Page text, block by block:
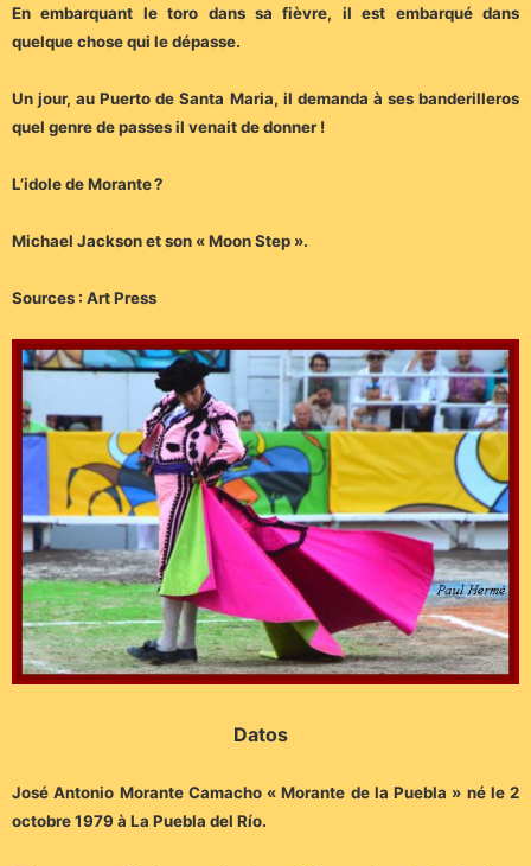
En embarquant le toro dans sa fièvre, il est embarqué dans
quelque chose qui le dépasse.
Un jour, au Puerto de Santa Maria, il demanda à ses banderilleros
quel genre de passes il venait de donner !
L’idole de Morante ?
Michael Jackson et son « Moon Step ».
Sources : Art Press
Datos
José Antonio Morante Camacho « Morante de la Puebla » né le 2
octobre 1979 à La Puebla del Río.